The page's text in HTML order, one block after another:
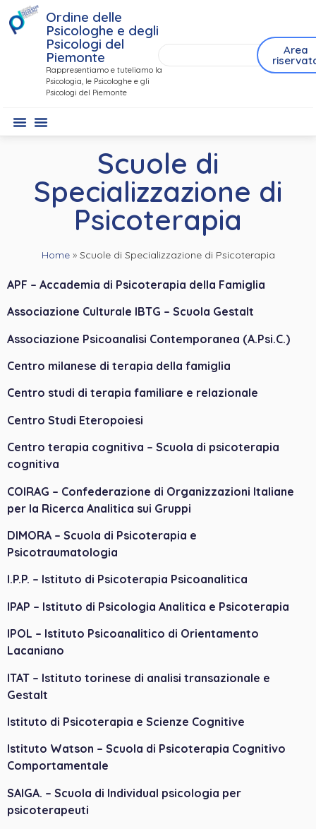
Ordine delle
Psicologhe e degli
Psicologi del
Piemonte
Rappresentiamo e tuteliamo la
Psicologia, le Psicologhe e gli
Psicologi del Piemonte
Area
Scuole di
Specializzazione di
Psicoterapia
Home» Scuole di Specializzazione di Psicoterapia
APF – Accademia di Psicoterapia della Famiglia
Associazione Culturale IBTG – Scuola Gestalt
Associazione Psicoanalisi Contemporanea (A.Psi.C.)
Centro milanese di terapia della famiglia
Centro studi di terapia familiare e relazionale
Centro Studi Eteropoiesi
Centro terapia cognitiva – Scuola di psicoterapia
cognitiva
COIRAG – Confederazione di Organizzazioni Italiane
per la Ricerca Analitica sui Gruppi
DIMORA – Scuola di Psicoterapia e
Psicotraumatologia
I.P.P. – Istituto di Psicoterapia Psicoanalitica
IPAP – Istituto di Psicologia Analitica e Psicoterapia
IPOL – Istituto Psicoanalitico di Orientamento
Lacaniano
ITAT – Istituto torinese di analisi transazionale e
Gestalt
Istituto di Psicoterapia e Scienze Cognitive
Istituto Watson – Scuola di Psicoterapia Cognitivo
Comportamentale
SAIGA. – Scuola di Individual psicologia per
psicoterapeuti